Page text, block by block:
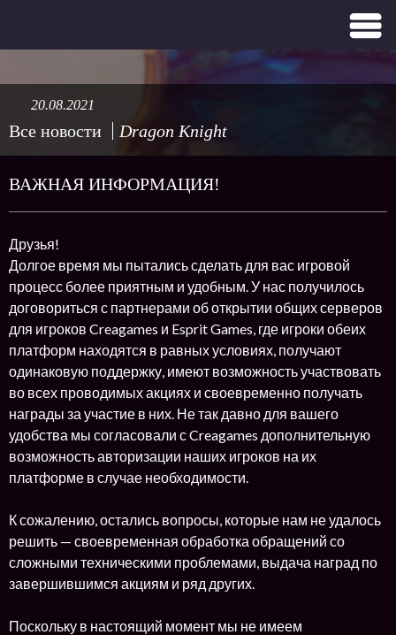
Все новости Dragon Knight
20.08.2021
ВАЖНАЯ ИНФОРМАЦИЯ!
Друзья!
Долгое время мы пытались сделать для вас игровой
процесс более приятным и удобным. У нас получилось
договориться с партнерами об открытии общих серверов
для игроков Creagames и Esprit Games, где игроки обеих
платформ находятся в равных условиях, получают
одинаковую поддержку, имеют возможность участвовать
во всех проводимых акциях и своевременно получать
награды за участие в них. Не так давно для вашего
удобства мы согласовали с Creagames дополнительную
возможность авторизации наших игроков на их
платформе в случае необходимости.
К сожалению, остались вопросы, которые нам не удалось
решить — своевременная обработка обращений со
сложными техническими проблемами, выдача наград по
завершившимся акциям и ряд других.
Поскольку в настоящий момент мы не имеем